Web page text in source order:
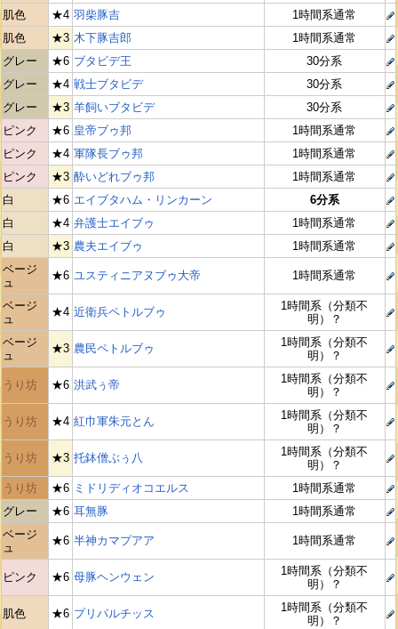
肌色
★4 羽柴豚吉
1時間系通常
肌色
★3 木下豚吉郎
1時間系通常
グレー
★6 ブタビデ王
30分系
グレー
★4 戦士ブタビデ
30分系
グレー
★3 羊飼いブタビデ
30分系
ピンク
★6 皇帝ブゥ邦
1時間系通常
ピンク
★4 軍隊長ブゥ邦
1時間系通常
ピンク
★3 酔いどれブゥ邦
1時間系通常
白
★6 エイブタハム・リンカーン
6分系
白
★4 弁護士エイブゥ
1時間系通常
白
★3 農夫エイブゥ
1時間系通常
ベージ
ュ
★6 ユスティニアヌブゥ大帝 1時間系通常
ベージ
ュ
★4 近衛兵ペトルブゥ
1時間系（分類不
明）？
ベージ
ュ
★3 農民ペトルブゥ
1時間系（分類不
明）？
うり坊 ★6 洪武ぅ帝
1時間系（分類不
明）？
うり坊 ★4 紅巾軍朱元とん
1時間系（分類不
明）？
うり坊 ★3 托鉢僧ぶぅ八
1時間系（分類不
明）？
うり坊
★6 ミドリディオコエルス
1時間系通常
グレー
★6 耳無豚
1時間系通常
ベージ
ュ
★6 半神カマプアア 1時間系通常
ピンク ★6 母豚ヘンウェン
1時間系（分類不
明）？
肌色 ★6 プリパルチッス
1時間系（分類不
明）？